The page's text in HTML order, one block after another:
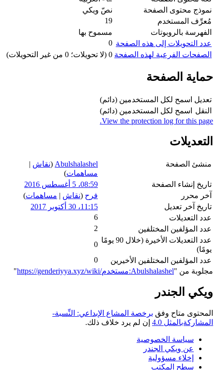
نموذج محتوى الصفحة
نصّ ويكي
مُعرِّف المستخدم
19
الفهرسة بالروبوتات
مسموح بها
عدد التحويلات إلى هذه الصفحة 0
الصفحات الفرعية لهذه الصفحة 0 (لا تحويلات؛ 0 من غير التحويلات)
حماية الصفحة
تعديل اسمح لكل المستخدمين (دائم)
النقل
اسمح لكل المستخدمين (دائم)
View the protection log for this page.
التعديلات
منشئ الصفحة Abulshalashel
(نقاش |
مساهمات)
تاريخ إنشاء الصفحة
08:59، 5 أغسطس 2016
آخر محرر
فرح (نقاش | مساهمات)
تاريخ آخر تعديل
11:15، 30 أكتوبر 2017
عدد التعديلات
6
عدد المؤلفين المختلفين
2
عدد التعديلات الأخيرة (خلال 90 يومًا
يومًا)
0
عدد المؤلفين المختلفين الأخيرين
0
مجلوبة من "https://genderiyya.xyz/wiki/مستخدم:Abulshalashel "
ويكي الجندر
المحتوى متاح وفق برخصة المشاع الإبداعي: النِّسبة-
المشاركةبالمثل 4.0
إن لم يرد خلاف ذلك.
سياسة الخصوصية
عن ويكي الجندر
إخلاء مسؤولية
سطح المكتب